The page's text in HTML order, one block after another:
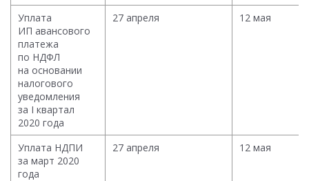
Уплата
ИП авансового
платежа
по НДФЛ
на основании
налогового
уведомления
за I квартал
2020 года
27 апреля 12 мая
Уплата НДПИ
за март 2020
года
27 апреля 12 мая